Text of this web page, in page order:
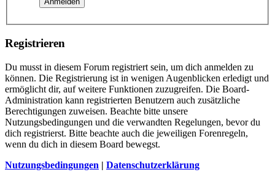
Registrieren
Du musst in diesem Forum registriert sein, um dich anmelden zu
können. Die Registrierung ist in wenigen Augenblicken erledigt und
ermöglicht dir, auf weitere Funktionen zuzugreifen. Die Board-
Administration kann registrierten Benutzern auch zusätzliche
Berechtigungen zuweisen. Beachte bitte unsere
Nutzungsbedingungen und die verwandten Regelungen, bevor du
dich registrierst. Bitte beachte auch die jeweiligen Forenregeln,
wenn du dich in diesem Board bewegst.
Nutzungsbedingungen | Datenschutzerklärung